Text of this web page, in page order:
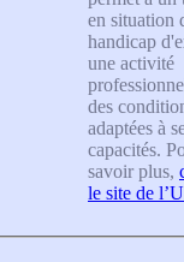
en situation
handicap
une activité
des
adaptées à
capacités.
savoir plus,
le site de